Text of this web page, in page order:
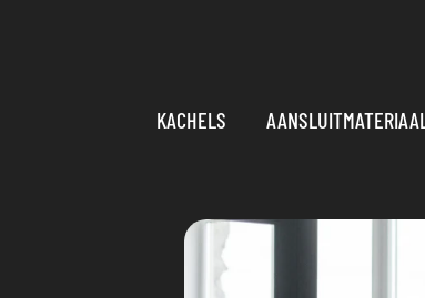
KACHELS AANSLUITMATERIAAL